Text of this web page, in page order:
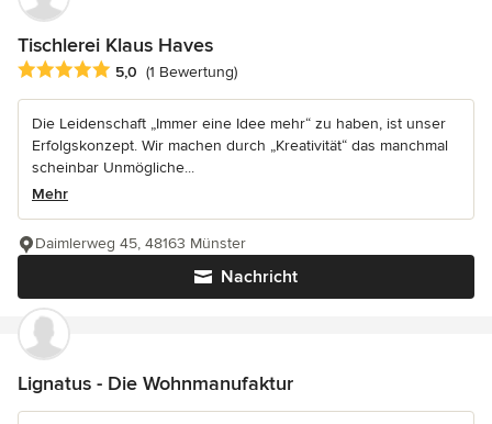
Tischlerei Klaus Haves
Durchschnittliche Bewertung: 5 von 5 Sternen
5,0 (1 Bewertung)
Die Leidenschaft „Immer eine Idee mehr“ zu haben, ist unser
Erfolgskonzept. Wir machen durch „Kreativität“ das manchmal
scheinbar Unmögliche...
Mehr
Nachricht
Daimlerweg 45, 48163 Münster
Lignatus - Die Wohnmanufaktur